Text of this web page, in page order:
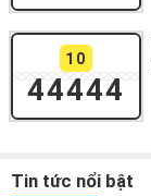
10
44444
Tin tức nổi bật